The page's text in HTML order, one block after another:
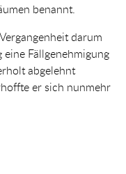
benannt.
darum
Fällgenehmigung
abgelehnt
er sich nunmehr